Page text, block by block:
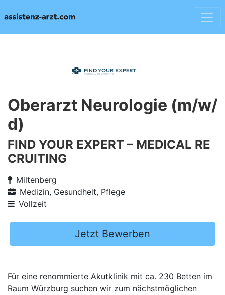
Oberarzt Neurologie (m/w/
d)
FIND YOUR EXPERT – MEDICAL RE
CRUITING
Miltenberg
Medizin, Gesundheit, Pflege
Vollzeit
Jetzt Bewerben
Für eine renommierte Akutklinik mit ca. 230 Betten im
Raum Würzburg suchen wir zum nächstmöglichen